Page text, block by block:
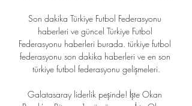
Son dakika Türkiye Futbol Federasyonu
haberleri ve güncel Türkiye Futbol
Federasyonu haberleri burada. türkiye futbol
federasyonu son dakika haberleri ve en son
türkiye futbol federasyonu gelişmeleri.
Galatasaray liderlik peşinde! İşte Okan